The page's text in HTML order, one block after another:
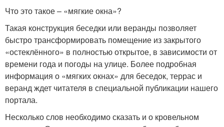
Что это такое – «мягкие окна»?
Такая конструкция беседки или веранды позволяет
быстро трансформировать помещение из закрытого
«остеклённого» в полностью открытое, в зависимости от
времени года и погоды на улице. Более подробная
информация о «мягких окнах» для беседок, террас и
веранд ждет читателя в специальной публикации нашего
портала.
Несколько слов необходимо сказать и о кровельном